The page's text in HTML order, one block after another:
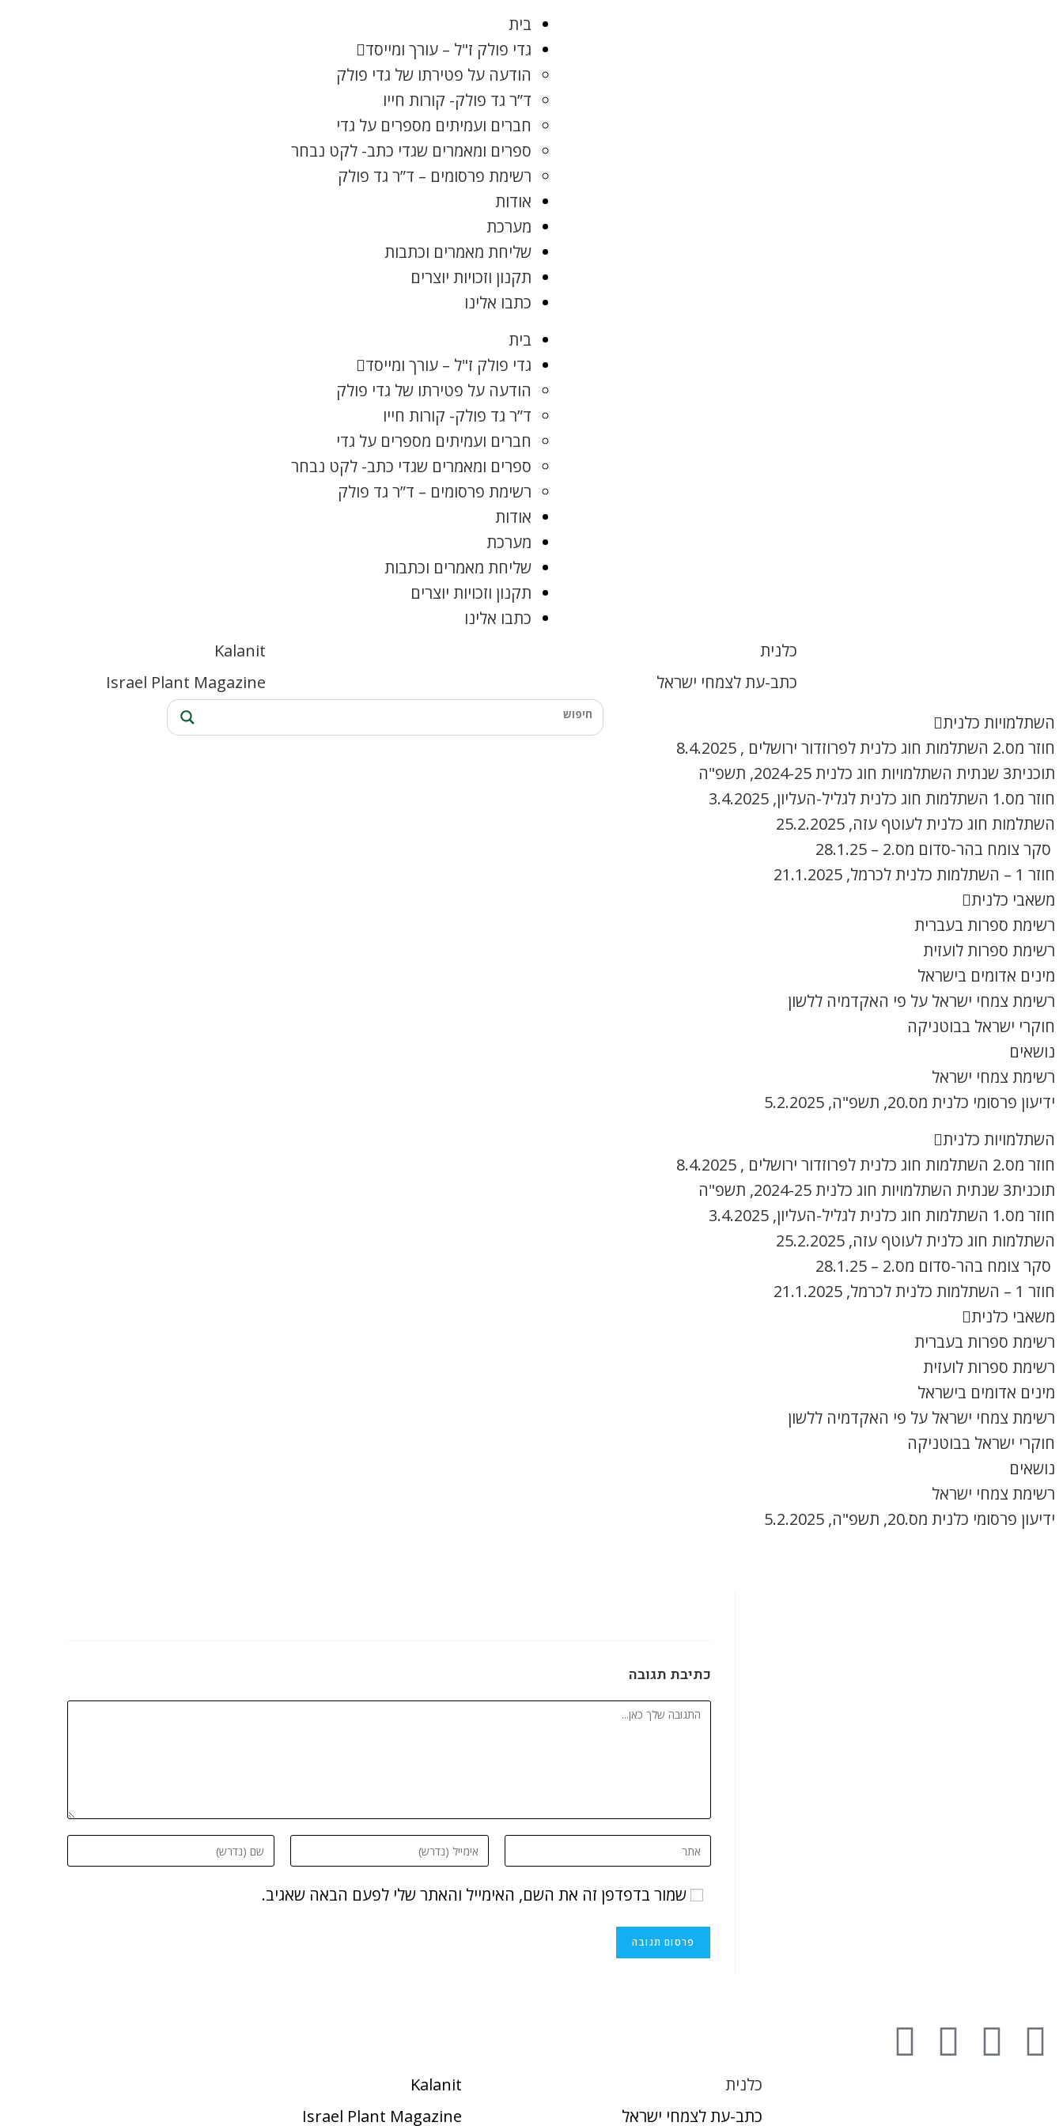
בית
גדי פולק ז"ל – עורך ומייסד
הודעה על פטירתו של גדי פולק
ד”ר גד פולק- קורות חייו
חברים ועמיתים מספרים על גדי
ספרים ומאמרים שגדי כתב- לקט נבחר
רשימת פרסומים – ד”ר גד פולק
אודות
מערכת
שליחת מאמרים וכתבות
תקנון וזכויות יוצרים
כתבו אלינו
בית
גדי פולק ז"ל – עורך ומייסד
הודעה על פטירתו של גדי פולק
ד”ר גד פולק- קורות חייו
חברים ועמיתים מספרים על גדי
ספרים ומאמרים שגדי כתב- לקט נבחר
רשימת פרסומים – ד”ר גד פולק
אודות
מערכת
שליחת מאמרים וכתבות
תקנון וזכויות יוצרים
כתבו אלינו
כלנית
כתב-עת לצמחי ישראל
Kalanit
Israel Plant Magazine
השתלמויות כלנית
חוזר מס.2 השתלמות חוג כלנית לפרוזדור ירושלים , 8.4.2025
תוכנית3 שנתית השתלמויות חוג כלנית 2024-25, תשפ"ה
חוזר מס.1 השתלמות חוג כלנית לגליל-העליון, 3.4.2025
השתלמות חוג כלנית לעוטף עזה, 25.2.2025
סקר צומח בהר-סדום מס.2 – 28.1.25
חוזר 1 – השתלמות כלנית לכרמל, 21.1.2025
משאבי כלנית
רשימת ספרות בעברית
רשימת ספרות לועזית
מינים אדומים בישראל
רשימת צמחי ישראל על פי האקדמיה ללשון
חוקרי ישראל בבוטניקה
נושאים
רשימת צמחי ישראל
ידיעון פרסומי כלנית מס.20, תשפ"ה, 5.2.2025
השתלמויות כלנית
חוזר מס.2 השתלמות חוג כלנית לפרוזדור ירושלים , 8.4.2025
תוכנית3 שנתית השתלמויות חוג כלנית 2024-25, תשפ"ה
חוזר מס.1 השתלמות חוג כלנית לגליל-העליון, 3.4.2025
השתלמות חוג כלנית לעוטף עזה, 25.2.2025
סקר צומח בהר-סדום מס.2 – 28.1.25
חוזר 1 – השתלמות כלנית לכרמל, 21.1.2025
משאבי כלנית
רשימת ספרות בעברית
רשימת ספרות לועזית
מינים אדומים בישראל
רשימת צמחי ישראל על פי האקדמיה ללשון
חוקרי ישראל בבוטניקה
נושאים
רשימת צמחי ישראל
ידיעון פרסומי כלנית מס.20, תשפ"ה, 5.2.2025
כתיבת תגובה
שמור בדפדפן זה את השם, האימייל והאתר שלי לפעם הבאה שאגיב.
כלנית
כתב-עת לצמחי ישראל
Kalanit
Israel Plant Magazine